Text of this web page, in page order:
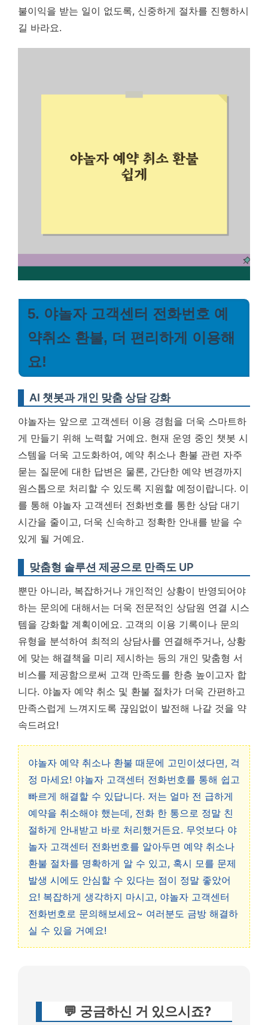
불이익을 받는 일이 없도록, 신중하게 절차를 진행하시
길 바라요.
5. 야놀자 고객센터 전화번호 예
약취소 환불, 더 편리하게 이용해
요!
AI 챗봇과 개인 맞춤 상담 강화
야놀자는 앞으로 고객센터 이용 경험을 더욱 스마트하
게 만들기 위해 노력할 거예요. 현재 운영 중인 챗봇 시
스템을 더욱 고도화하여, 예약 취소나 환불 관련 자주
묻는 질문에 대한 답변은 물론, 간단한 예약 변경까지
원스톱으로 처리할 수 있도록 지원할 예정이랍니다. 이
를 통해 야놀자 고객센터 전화번호를 통한 상담 대기
시간을 줄이고, 더욱 신속하고 정확한 안내를 받을 수
있게 될 거예요.
맞춤형 솔루션 제공으로 만족도 UP
뿐만 아니라, 복잡하거나 개인적인 상황이 반영되어야
하는 문의에 대해서는 더욱 전문적인 상담원 연결 시스
템을 강화할 계획이에요. 고객의 이용 기록이나 문의
유형을 분석하여 최적의 상담사를 연결해주거나, 상황
에 맞는 해결책을 미리 제시하는 등의 개인 맞춤형 서
비스를 제공함으로써 고객 만족도를 한층 높이고자 합
니다. 야놀자 예약 취소 및 환불 절차가 더욱 간편하고
만족스럽게 느껴지도록 끊임없이 발전해 나갈 것을 약
속드려요!
야놀자 예약 취소나 환불 때문에 고민이셨다면, 걱
정 마세요! 야놀자 고객센터 전화번호를 통해 쉽고
빠르게 해결할 수 있답니다. 저는 얼마 전 급하게
예약을 취소해야 했는데, 전화 한 통으로 정말 친
절하게 안내받고 바로 처리했거든요. 무엇보다 야
놀자 고객센터 전화번호를 알아두면 예약 취소나
환불 절차를 명확하게 알 수 있고, 혹시 모를 문제
발생 시에도 안심할 수 있다는 점이 정말 좋았어
요! 복잡하게 생각하지 마시고, 야놀자 고객센터
전화번호로 문의해보세요~ 여러분도 금방 해결하
실 수 있을 거예요!
💬 궁금하신 거 있으시죠?